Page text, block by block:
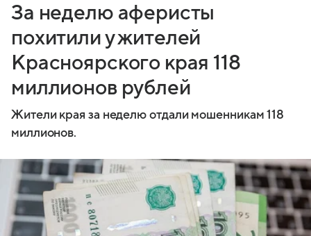
За неделю аферисты
похитили у жителей
Красноярского края 118
миллионов рублей
Жители края за неделю отдали мошенникам 118
миллионов.